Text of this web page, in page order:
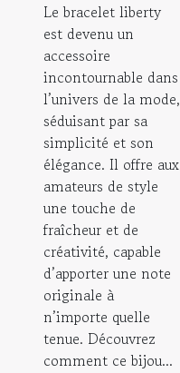
Le bracelet liberty
est devenu un
accessoire
incontournable dans
l’univers de la mode,
séduisant par sa
simplicité et son
élégance. Il offre aux
amateurs de style
une touche de
fraîcheur et de
créativité, capable
d’apporter une note
originale à
n’importe quelle
tenue. Découvrez
comment ce bijou...